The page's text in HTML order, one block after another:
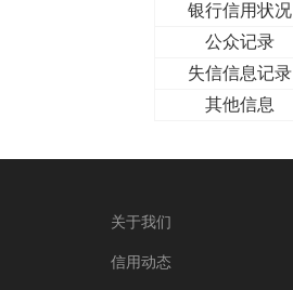
银行信用状况
公众记录
失信信息记录
其他信息
关于我们
信用动态